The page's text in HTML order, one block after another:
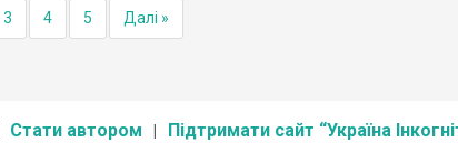
3 4 5 Далі »
Стати автором Підтримати сайт “Україна